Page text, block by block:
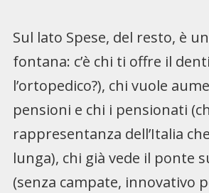
Sul lato Spese, del resto, è
fontana: c’è chi ti offre il
l’ortopedico?), chi vuole
pensioni e chi i pensionati
rappresentanza dell’Italia
lunga), chi già vede il ponte
(senza campate, innovativo